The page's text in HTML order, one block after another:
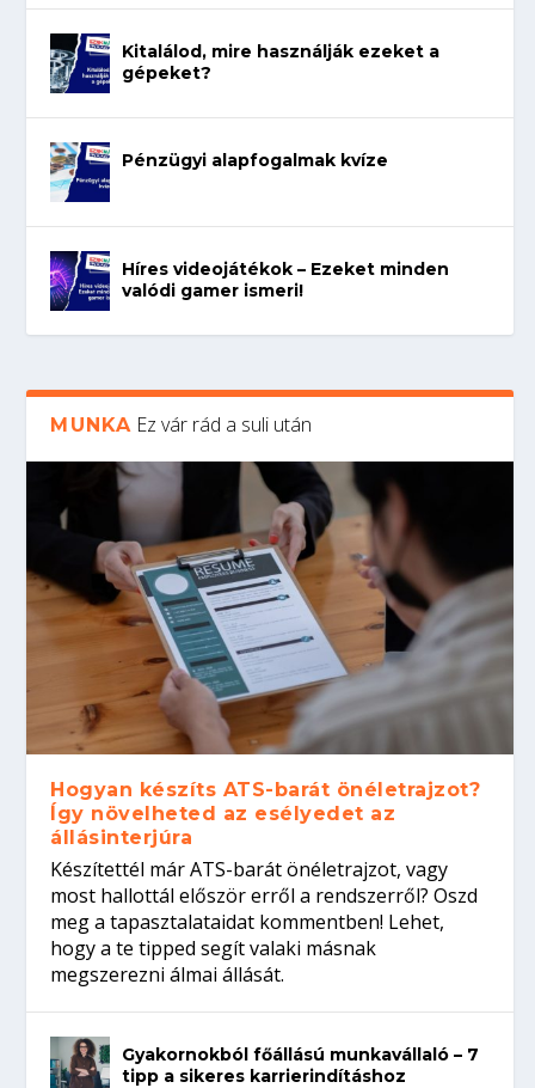
Kitalálod, mire használják ezeket a
gépeket?
Pénzügyi alapfogalmak kvíze
Híres videojátékok – Ezeket minden
valódi gamer ismeri!
MUNKA Ez vár rád a suli után
Hogyan készíts ATS-barát önéletrajzot?
Így növelheted az esélyedet az
állásinterjúra
Készítettél már ATS-barát önéletrajzot, vagy
most hallottál először erről a rendszerről? Oszd
meg a tapasztalataidat kommentben! Lehet,
hogy a te tipped segít valaki másnak
megszerezni álmai állását.
Gyakornokból főállású munkavállaló – 7
tipp a sikeres karrierindításhoz